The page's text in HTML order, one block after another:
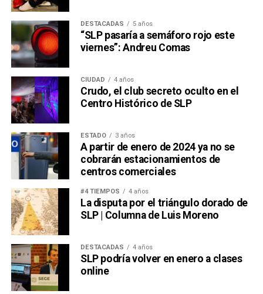
DESTACADAS 5 años
“SLP pasaría a semáforo rojo este
viernes”: Andreu Comas
CIUDAD 4 años
Crudo, el club secreto oculto en el
Centro Histórico de SLP
ESTADO 3 años
A partir de enero de 2024 ya no se
cobrarán estacionamientos de
centros comerciales
#4 TIEMPOS 4 años
La disputa por el triángulo dorado de
SLP | Columna de Luis Moreno
DESTACADAS 4 años
SLP podría volver en enero a clases
online